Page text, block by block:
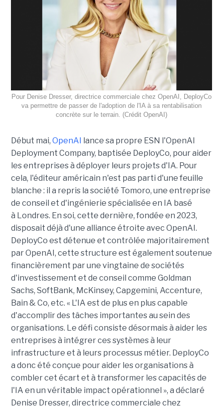
Pour Denise Dresser, directrice commerciale chez OpenAI, DeployCo
va permettre de passer de l'adoption de l'IA à sa rentabilisation
concrète sur le terrain. (Crédit OpenAI)
Début mai, OpenAI lance sa propre ESN l'OpenAI
Deployment Company, baptisée DeployCo, pour aider
les entreprises à déployer leurs projets d'IA. Pour
cela, l'éditeur américain n'est pas parti d'une feuille
blanche : il a repris la société Tomoro, une entreprise
de conseil et d'ingénierie spécialisée en IA basé
à Londres. En soi, cette dernière, fondée en 2023,
disposait déjà d'une alliance étroite avec OpenAI.
DeployCo est détenue et contrôlée majoritairement
par OpenAI, cette structure est également soutenue
financièrement par une vingtaine de sociétés
d'investissement et de conseil comme Goldman
Sachs, SoftBank, McKinsey, Capgemini, Accenture,
Bain & Co, etc. « L'IA est de plus en plus capable
d'accomplir des tâches importantes au sein des
organisations. Le défi consiste désormais à aider les
entreprises à intégrer ces systèmes à leur
infrastructure et à leurs processus métier. DeployCo
a donc été conçue pour aider les organisations à
combler cet écart et à transformer les capacités de
l'IA en un véritable impact opérationnel », a déclaré
Denise Dresser, directrice commerciale chez